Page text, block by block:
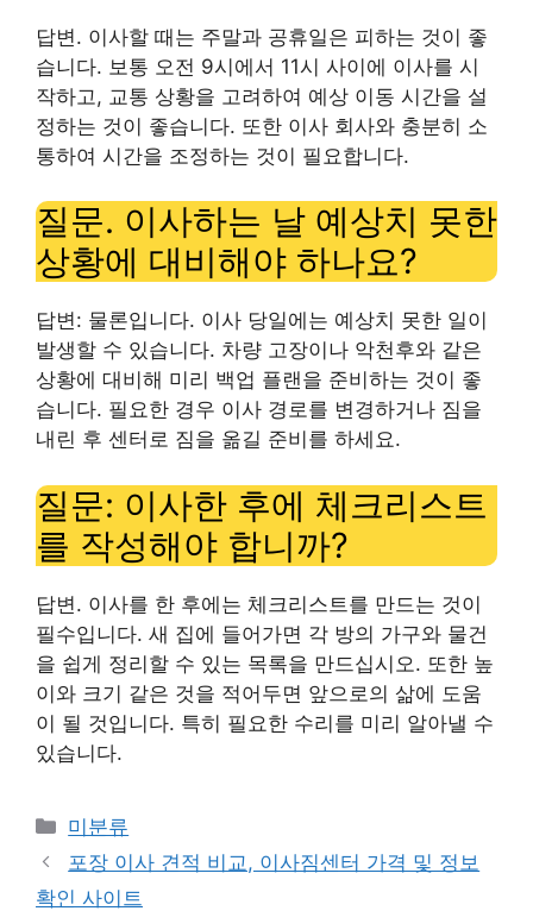
답변. 이사할 때는 주말과 공휴일은 피하는 것이 좋
습니다. 보통 오전 9시에서 11시 사이에 이사를 시
작하고, 교통 상황을 고려하여 예상 이동 시간을 설
정하는 것이 좋습니다. 또한 이사 회사와 충분히 소
통하여 시간을 조정하는 것이 필요합니다.
질문. 이사하는 날 예상치 못한
상황에 대비해야 하나요?
답변: 물론입니다. 이사 당일에는 예상치 못한 일이
발생할 수 있습니다. 차량 고장이나 악천후와 같은
상황에 대비해 미리 백업 플랜을 준비하는 것이 좋
습니다. 필요한 경우 이사 경로를 변경하거나 짐을
내린 후 센터로 짐을 옮길 준비를 하세요.
질문: 이사한 후에 체크리스트
를 작성해야 합니까?
답변. 이사를 한 후에는 체크리스트를 만드는 것이
필수입니다. 새 집에 들어가면 각 방의 가구와 물건
을 쉽게 정리할 수 있는 목록을 만드십시오. 또한 높
이와 크기 같은 것을 적어두면 앞으로의 삶에 도움
이 될 것입니다. 특히 필요한 수리를 미리 알아낼 수
있습니다.
Categories
미분류
포장 이사 견적 비교, 이사짐센터 가격 및 정보
확인 사이트